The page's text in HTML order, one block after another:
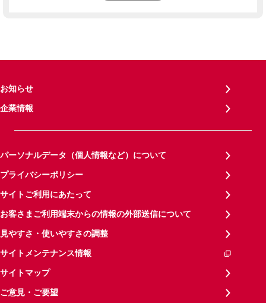
お知らせ
企業情報
パーソナルデータ（個人情報など）について
プライバシーポリシー
サイトご利用にあたって
お客さまご利用端末からの情報の外部送信について
見やすさ・使いやすさの調整
サイトメンテナンス情報
サイトマップ
ご意見・ご要望